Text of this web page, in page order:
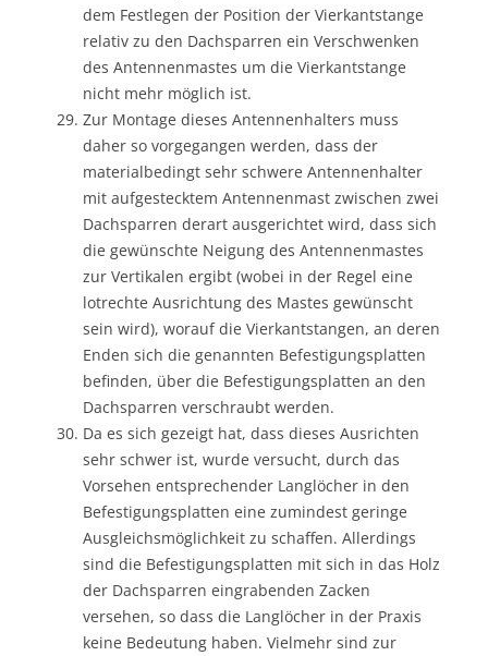
dem Festlegen der Position der Vierkantstange
relativ zu den Dachsparren ein Verschwenken
des Antennenmastes um die Vierkantstange
nicht mehr möglich ist.
Zur Montage dieses Antennenhalters muss
daher so vorgegangen werden, dass der
materialbedingt sehr schwere Antennenhalter
mit aufgestecktem Antennenmast zwischen zwei
Dachsparren derart ausgerichtet wird, dass sich
die gewünschte Neigung des Antennenmastes
zur Vertikalen ergibt (wobei in der Regel eine
lotrechte Ausrichtung des Mastes gewünscht
sein wird), worauf die Vierkantstangen, an deren
Enden sich die genannten Befestigungsplatten
befinden, über die Befestigungsplatten an den
Dachsparren verschraubt werden.
Da es sich gezeigt hat, dass dieses Ausrichten
sehr schwer ist, wurde versucht, durch das
Vorsehen entsprechender Langlöcher in den
Befestigungsplatten eine zumindest geringe
Ausgleichsmöglichkeit zu schaffen. Allerdings
sind die Befestigungsplatten mit sich in das Holz
der Dachsparren eingrabenden Zacken
versehen, so dass die Langlöcher in der Praxis
keine Bedeutung haben. Vielmehr sind zur